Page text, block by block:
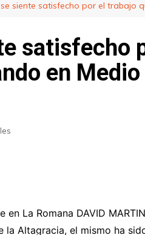
siente satisfecho por el trabajo
satisfecho
en Medio
La Romana DAVID
Altagracia, el mismo ha